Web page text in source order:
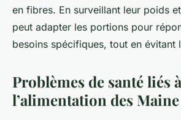
en fibres. En surveillant leur poids
peut adapter les portions pour
besoins spécifiques, tout en évitant
Problèmes de santé liés à
l’alimentation des